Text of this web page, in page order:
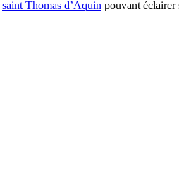
saint Thomas d’Aquin pouvant éclairer